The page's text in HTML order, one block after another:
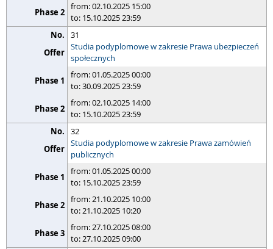
from: 02.10.2025 15:00
to: 15.10.2025 23:59
31
Studia podyplomowe w zakresie Prawa ubezpieczeń
społecznych
from: 01.05.2025 00:00
to: 30.09.2025 23:59
from: 02.10.2025 14:00
to: 15.10.2025 23:59
32
Studia podyplomowe w zakresie Prawa zamówień
publicznych
from: 01.05.2025 00:00
to: 15.10.2025 23:59
from: 21.10.2025 10:00
to: 21.10.2025 10:20
from: 27.10.2025 08:00
to: 27.10.2025 09:00